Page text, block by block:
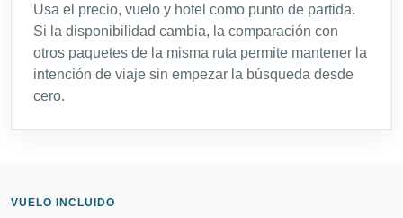
Usa el precio, vuelo y hotel como punto de partida.
Si la disponibilidad cambia, la comparación con
otros paquetes de la misma ruta permite mantener la
intención de viaje sin empezar la búsqueda desde
cero.
VUELO INCLUIDO